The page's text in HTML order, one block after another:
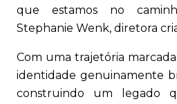
que estamos no
Stephanie Wenk, diretora
Com uma trajetória
identidade genuinamente
construindo um legado